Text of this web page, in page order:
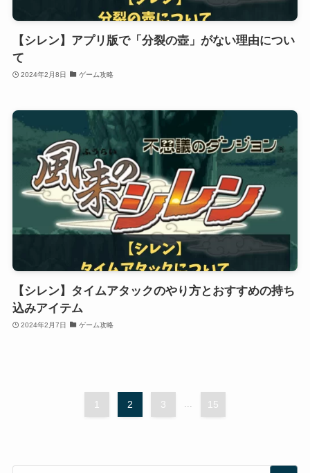
【シレン】アプリ版で「分裂の壺」がない理由につい
て
2024年2月8日 ゲーム攻略
【シレン】タイムアタックのやり方とおすすめの持ち
込みアイテム
2024年2月7日 ゲーム攻略
1 2 3 15